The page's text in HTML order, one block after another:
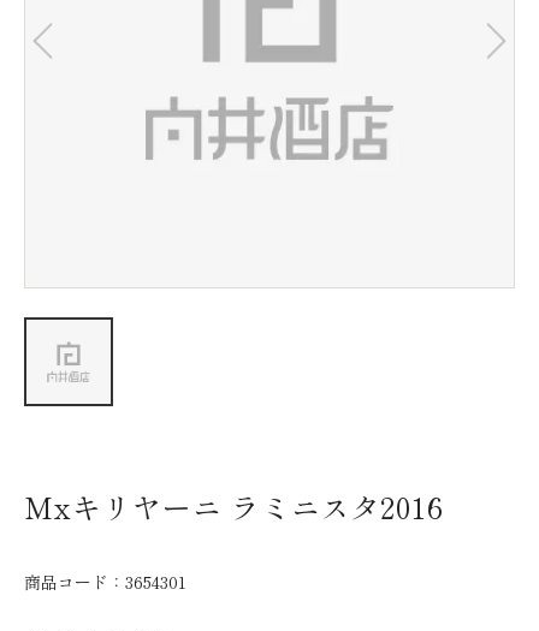
会社情報
Mxキリヤーニ ラミニスタ2016
商品コード： 3654301